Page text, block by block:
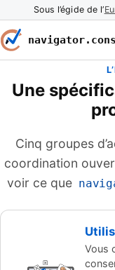
Sous l’égide de l’
Une
Cinq groupes
coordination
voir ce que
Vous